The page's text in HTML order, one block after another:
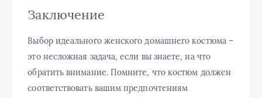
Заключение
Выбор идеального женского домашнего костюма –
это несложная задача, если вы знаете, на что
обратить внимание. Помните, что костюм должен
соответствовать вашим предпочтениям